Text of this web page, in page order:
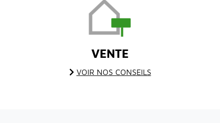
VENTE
VOIR NOS CONSEILS